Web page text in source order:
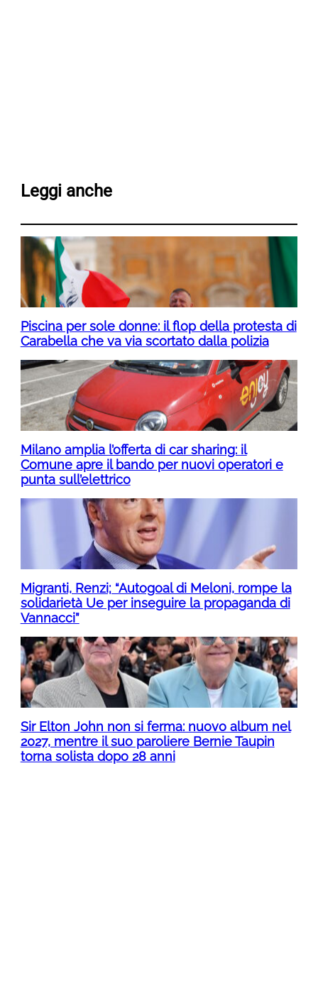
Leggi anche
Piscina per sole donne: il flop della protesta di
Carabella che va via scortato dalla polizia
Milano amplia l’offerta di car sharing: il
Comune apre il bando per nuovi operatori e
punta sull’elettrico
Migranti, Renzi; “Autogoal di Meloni, rompe la
solidarietà Ue per inseguire la propaganda di
Vannacci”
Sir Elton John non si ferma: nuovo album nel
2027, mentre il suo paroliere Bernie Taupin
torna solista dopo 28 anni